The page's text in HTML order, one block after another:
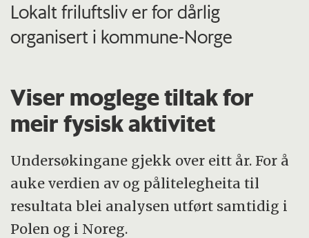
Lokalt friluftsliv er for dårlig
organisert i kommune-Norge
Viser moglege tiltak for
meir fysisk aktivitet
Undersøkingane gjekk over eitt år. For å
auke verdien av og pålitelegheita til
resultata blei analysen utført samtidig i
Polen og i Noreg.